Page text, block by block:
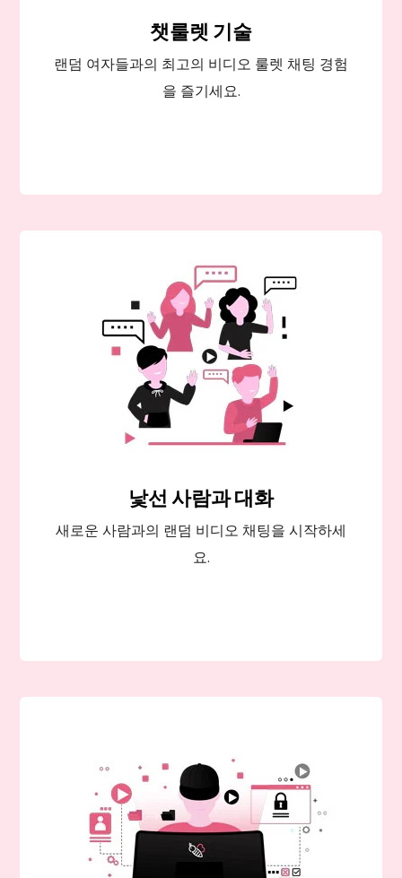
챗룰렛 기술
랜덤 여자들과의 최고의 비디오 룰렛 채팅 경험
을 즐기세요.
낯선 사람과 대화
새로운 사람과의 랜덤 비디오 채팅을 시작하세
요.